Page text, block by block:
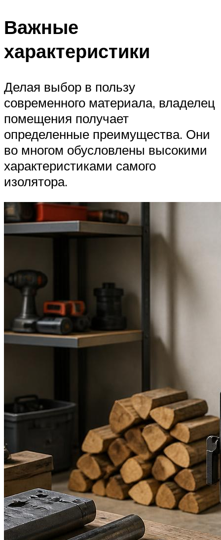
Важные
характеристики
Делая выбор в пользу
современного материала, владелец
помещения получает
определенные преимущества. Они
во многом обусловлены высокими
характеристиками самого
изолятора.